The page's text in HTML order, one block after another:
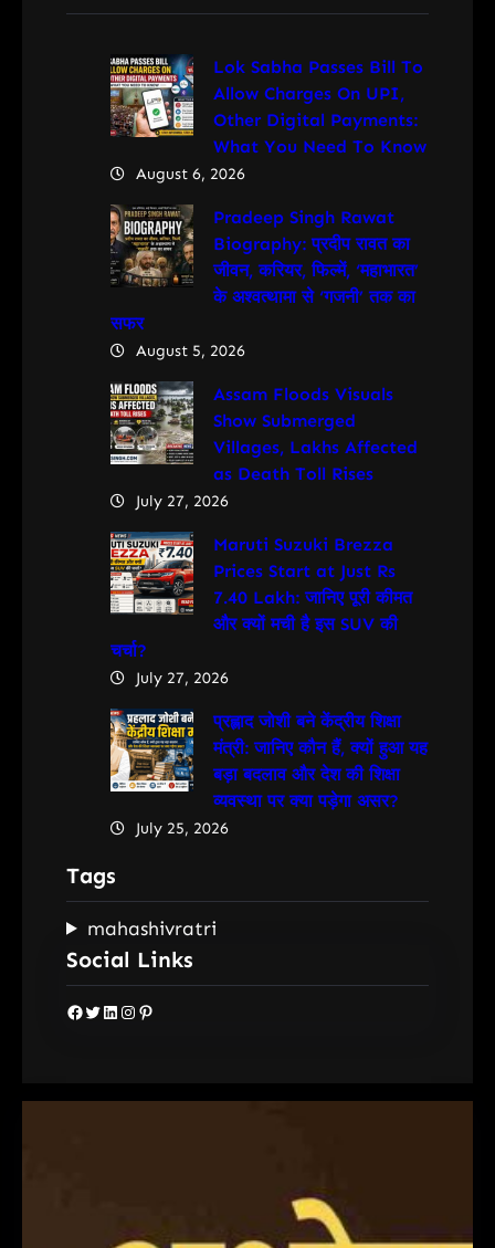
Lok Sabha Passes Bill To
Allow Charges On UPI,
Other Digital Payments:
What You Need To Know
August 6, 2026
Pradeep Singh Rawat
Biography: प्रदीप रावत का
जीवन, करियर, फिल्में, ‘महाभारत’
के अश्वत्थामा से ‘गजनी’ तक का
सफर
August 5, 2026
Assam Floods Visuals
Show Submerged
Villages, Lakhs Affected
as Death Toll Rises
July 27, 2026
Maruti Suzuki Brezza
Prices Start at Just Rs
7.40 Lakh: जानिए पूरी कीमत
और क्यों मची है इस SUV की
चर्चा?
July 27, 2026
प्रह्लाद जोशी बने केंद्रीय शिक्षा
मंत्री: जानिए कौन हैं, क्यों हुआ यह
बड़ा बदलाव और देश की शिक्षा
व्यवस्था पर क्या पड़ेगा असर?
July 25, 2026
Tags
mahashivratri
Social Links
Facebook Twitter LinkedIn Instagram Pinterest